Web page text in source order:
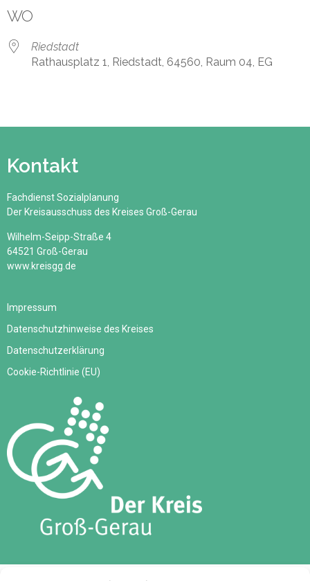
WO
Riedstadt
Rathausplatz 1, Riedstadt, 64560, Raum 04, EG
Kontakt
Fachdienst Sozialplanung
Der Kreisausschuss des Kreises Groß-Gerau
Wilhelm-Seipp-Straße 4
64521 Groß-Gerau
www.kreisgg.de
Impressum
Datenschutzhinweise des Kreises
Datenschutzerklärung
Cookie-Richtlinie (EU)